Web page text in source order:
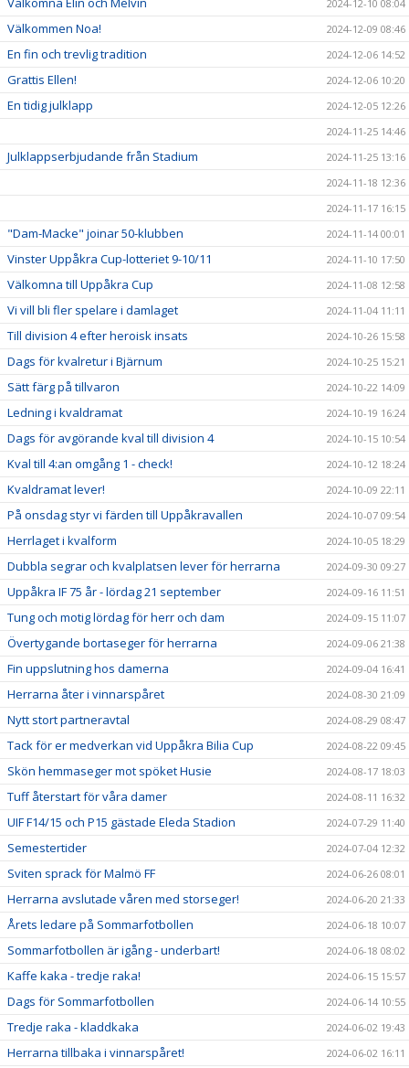
2024-12-10 08:04
Välkommen Noa! 2024-12-09 08:46
En fin och trevlig tradition 2024-12-06 14:52
Grattis Ellen! 2024-12-06 10:20
En tidig julklapp
2024-12-05 12:26
2024-11-25 14:46
Julklappserbjudande från Stadium
2024-11-25 13:16
2024-11-18 12:36
2024-11-17 16:15
"Dam-Macke" joinar 50-klubben 2024-11-14 00:01
Vinster Uppåkra Cup-lotteriet 9-10/11 2024-11-10 17:50
Välkomna till Uppåkra Cup 2024-11-08 12:58
Vi vill bli fler spelare i damlaget 2024-11-04 11:11
Till division 4 efter heroisk insats 2024-10-26 15:58
Dags för kvalretur i Bjärnum 2024-10-25 15:21
Sätt färg på tillvaron 2024-10-22 14:09
Ledning i kvaldramat 2024-10-19 16:24
Dags för avgörande kval till division 4 2024-10-15 10:54
Kval till 4:an omgång 1 - check! 2024-10-12 18:24
Kvaldramat lever! 2024-10-09 22:11
På onsdag styr vi färden till Uppåkravallen 2024-10-07 09:54
Herrlaget i kvalform 2024-10-05 18:29
Dubbla segrar och kvalplatsen lever för herrarna 2024-09-30 09:27
Uppåkra IF 75 år - lördag 21 september 2024-09-16 11:51
Tung och motig lördag för herr och dam 2024-09-15 11:07
Övertygande bortaseger för herrarna 2024-09-06 21:38
Fin uppslutning hos damerna 2024-09-04 16:41
Herrarna åter i vinnarspåret 2024-08-30 21:09
Nytt stort partneravtal 2024-08-29 08:47
Tack för er medverkan vid Uppåkra Bilia Cup 2024-08-22 09:45
Skön hemmaseger mot spöket Husie 2024-08-17 18:03
Tuff återstart för våra damer 2024-08-11 16:32
UIF F14/15 och P15 gästade Eleda Stadion 2024-07-29 11:40
Semestertider 2024-07-04 12:32
Sviten sprack för Malmö FF 2024-06-26 08:01
Herrarna avslutade våren med storseger! 2024-06-20 21:33
Årets ledare på Sommarfotbollen 2024-06-18 10:07
Sommarfotbollen är igång - underbart! 2024-06-18 08:02
Kaffe kaka - tredje raka! 2024-06-15 15:57
Dags för Sommarfotbollen 2024-06-14 10:55
Tredje raka - kladdkaka 2024-06-02 19:43
Herrarna tillbaka i vinnarspåret! 2024-06-02 16:11